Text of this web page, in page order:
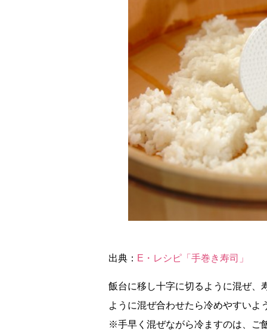
出典： E・レシピ「手巻き寿司」
飯台に移し十字に切るように混ぜ、
ように混ぜ合わせたら冷めやすいよ
※手早く混ぜながら冷ますのは、ご